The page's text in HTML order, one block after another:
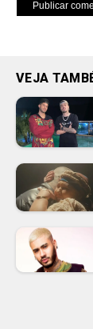
VEJA